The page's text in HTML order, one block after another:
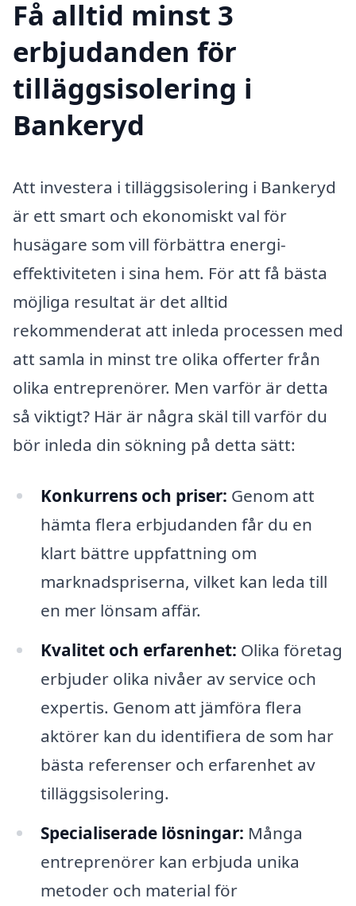
Få alltid minst 3
erbjudanden för
tilläggsisolering i
Bankeryd
Att investera i tilläggsisolering i Bankeryd
är ett smart och ekonomiskt val för
husägare som vill förbättra energi-
effektiviteten i sina hem. För att få bästa
möjliga resultat är det alltid
rekommenderat att inleda processen med
att samla in minst tre olika offerter från
olika entreprenörer. Men varför är detta
så viktigt? Här är några skäl till varför du
bör inleda din sökning på detta sätt:
Konkurrens och priser: Genom att
hämta flera erbjudanden får du en
klart bättre uppfattning om
marknadspriserna, vilket kan leda till
en mer lönsam affär.
Kvalitet och erfarenhet: Olika företag
erbjuder olika nivåer av service och
expertis. Genom att jämföra flera
aktörer kan du identifiera de som har
bästa referenser och erfarenhet av
tilläggsisolering.
Specialiserade lösningar: Många
entreprenörer kan erbjuda unika
metoder och material för